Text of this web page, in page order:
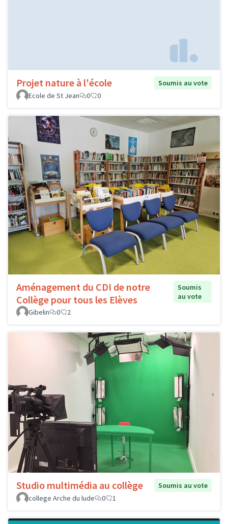
Projet nature à l'école
Soumis au vote
Ecole de St Jean
0 0
Aménagement du CDI de notre
Collège pour tous les Elèves
Soumis
au vote
Gibelin
0 2
Studio multimédia au collège
Soumis au vote
college Arche du lude
0 1